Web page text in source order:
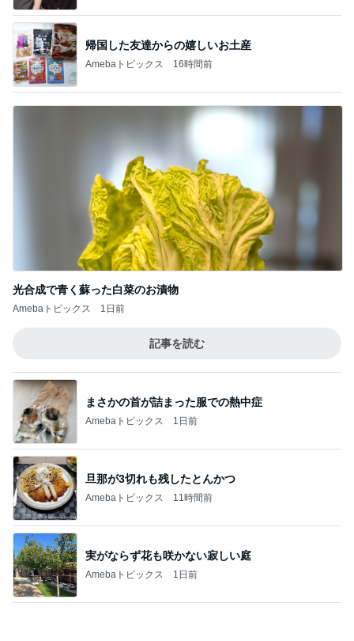
光合成で青く蘇った白菜のお漬物
Amebaトピックス
記事を読む
まさかの首が詰まった服での熱中症
Amebaトピックス 1日前
旦那が3切れも残したとんかつ
Amebaトピックス 11時間前
Amebaトピックス 1日前
50歳記念に急浮上したヴァンクリ
Amebaトピックス 1日前